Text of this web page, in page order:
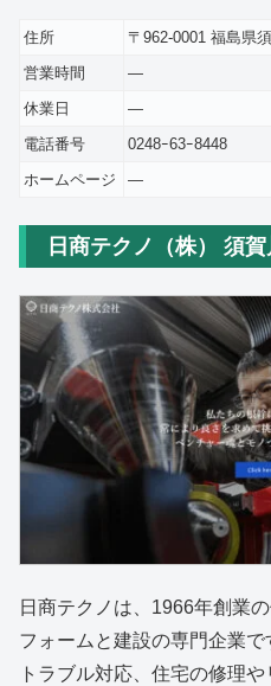
住所 〒962-0001 福島県
営業時間
―
休業日
―
電話番号
0248ｰ63ｰ8448
ホームページ
―
日商テクノ（株） 須
日商テクノは、1966年創業
フォームと建設の専門企業
トラブル対応、住宅の修理